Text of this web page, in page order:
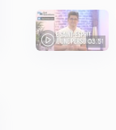
03:51